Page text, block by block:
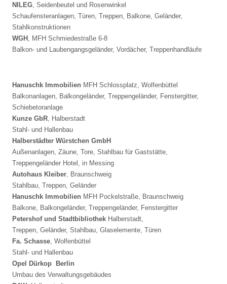
NILEG , Seidenbeutel und Rosenwinkel
Schaufensteranlagen, Türen, Treppen, Balkone, Geländer,
Stahlkonstruktionen
WGH
, MFH Schmiedestraße 6-8
Balkon- und Laubengangsgeländer, Vordächer, Treppenhandläufe
Hanuschk Immobilien MFH Schlossplatz, Wolfenbüttel
Balkonanlagen, Balkongeländer, Treppengeländer, Fenstergitter,
Schiebetoranlage
Kunze GbR , Halberstadt
Stahl- und Hallenbau
Halberstädter Würstchen GmbH
Außenanlagen, Zäune, Tore, Stahlbau für Gaststätte,
Treppengeländer Hotel, in Messing
Autohaus Kleiber , Braunschweig
Stahlbau, Treppen, Geländer
Hanuschk Immobilien MFH Pockelstraße, Braunschweig
Balkone, Balkongeländer, Treppengeländer, Fenstergitter
Petershof und Stadtbibliothek Halberstadt,
Treppen, Geländer, Stahlbau, Glaselemente, Türen
Fa. Schasse , Wolfenbüttel
Stahl- und Hallenbau
Opel Dürkop Berlin
Umbau des Verwaltungsgebäudes